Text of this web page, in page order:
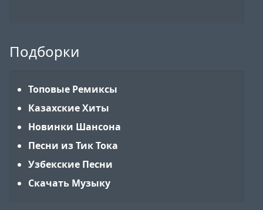
Подборки
Топовые Ремиксы
Казахские Хиты
Новинки Шансона
Песни из Тик Тока
Узбекские Песни
Скачать Музыку